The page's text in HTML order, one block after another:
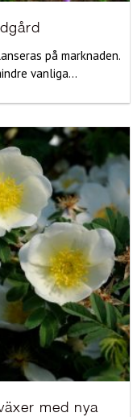
på marknaden.
vanliga...
med nya